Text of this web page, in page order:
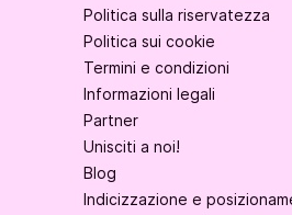
Politica sulla riservatezza
Politica sui cookie
Termini e condizioni
Informazioni legali
Partner
Unisciti a noi!
Blog
Indicizzazione e